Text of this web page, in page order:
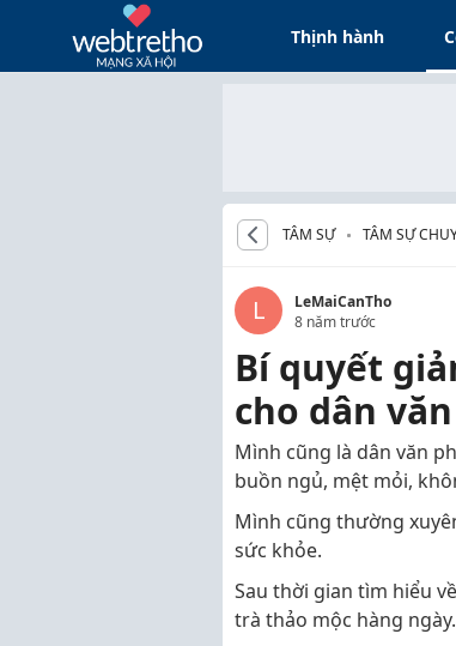
Thịnh hành
TÂM SỰ TÂM SỰ
L
LeMaiCanTho
8 năm trước
Bí quyết
cho dân
Mình cũng là dân văn
buồn ngủ, mệt mỏi,
Mình cũng thường
sức khỏe.
Sau thời gian tìm hiểu
trà thảo mộc hàng ngày.